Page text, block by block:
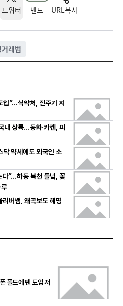
트위터 밴드 URL복사
래법
입”…식약처, 전주기 지
내 상륙…동화·카켄, 피
약세에도 외국인 소
다”…하동 북천 들녘, 꽃
루
버쌤, 왜곡보도 해명
폴드에 펜 도입 저